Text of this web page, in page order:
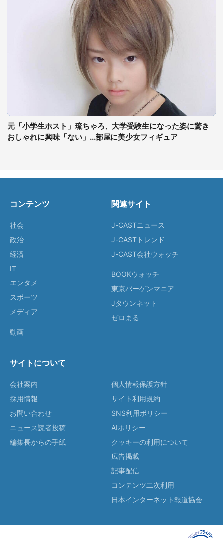
元「小学生ホスト」琉ちゃろ、大学受験生になった姿に驚き
おしゃれに興味「ない」...部屋に美少女フィギュア
コンテンツ
社会
政治
経済
IT
エンタメ
スポーツ
メディア
動画
関連サイト
J-CASTニュース
J-CASTトレンド
J-CAST会社ウォッチ
BOOKウォッチ
東京バーゲンマニア
Jタウンネット
ゼロまる
サイトについて
会社案内
採用情報
お問い合わせ
ニュース読者投稿
編集長からの手紙
個人情報保護方針
サイト利用規約
SNS利用ポリシー
AIポリシー
クッキーの利用について
広告掲載
記事配信
コンテンツ二次利用
日本インターネット報道協会